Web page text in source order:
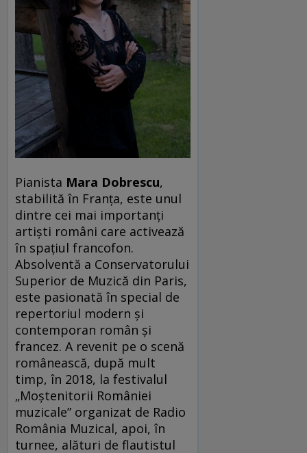
Pianista Mara Dobrescu,
stabilită în Franța, este unul
dintre cei mai importanți
artiști români care activează
în spațiul francofon.
Absolventă a Conservatorului
Superior de Muzică din Paris,
este pasionată în special de
repertoriul modern și
contemporan român și
francez. A revenit pe o scenă
românească, după mult
timp, în 2018, la festivalul
„Moștenitorii României
muzicale” organizat de Radio
România Muzical, apoi, în
turnee, alături de flautistul